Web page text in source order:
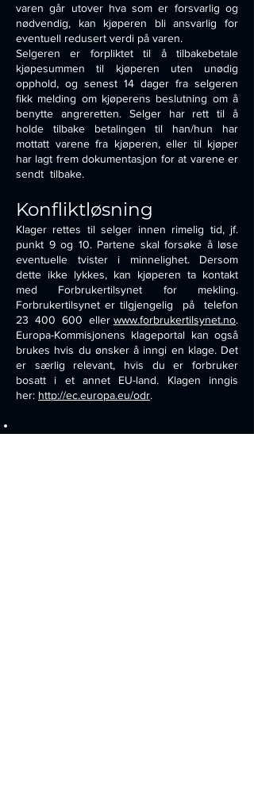
varen går utover hva som er forsvarlig og
nødvendig, kan kjøperen bli ansvarlig for
eventuell redusert verdi på varen.
Selgeren er forpliktet til å tilbakebetale
kjøpesummen til kjøperen uten unødig
opphold, og senest 14 dager fra selgeren
fikk melding om kjøperens beslutning om å
benytte angreretten. Selger har rett til å
holde tilbake betalingen til han/hun har
mottatt varene fra kjøperen, eller til kjøper
har lagt frem dokumentasjon for at varene er
sendt tilbake.
Konfliktløsning
Klager rettes til selger innen rimelig tid, jf.
punkt 9 og 10. Partene skal forsøke å løse
eventuelle tvister i minnelighet. Dersom
dette ikke lykkes, kan kjøperen ta kontakt
med Forbrukertilsynet for mekling.
Forbrukertilsynet er tilgjengelig på telefon
23 400 600 eller www.forbrukertilsynet.no.
Europa-Kommisjonens klageportal kan også
brukes hvis du ønsker å inngi en klage. Det
er særlig relevant, hvis du er forbruker
bosatt i et annet EU-land. Klagen inngis
her: http://ec.europa.eu/odr.